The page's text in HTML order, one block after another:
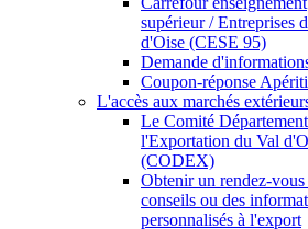
supérieur / Entreprises
d'Oise (CESE 95)
Demande
Coupon-réponse
L'accès aux marchés
Le Comité
l'Exportation du Val
(CODEX)
Obtenir un rendez-vous
conseils ou des
personnalisés à l'export